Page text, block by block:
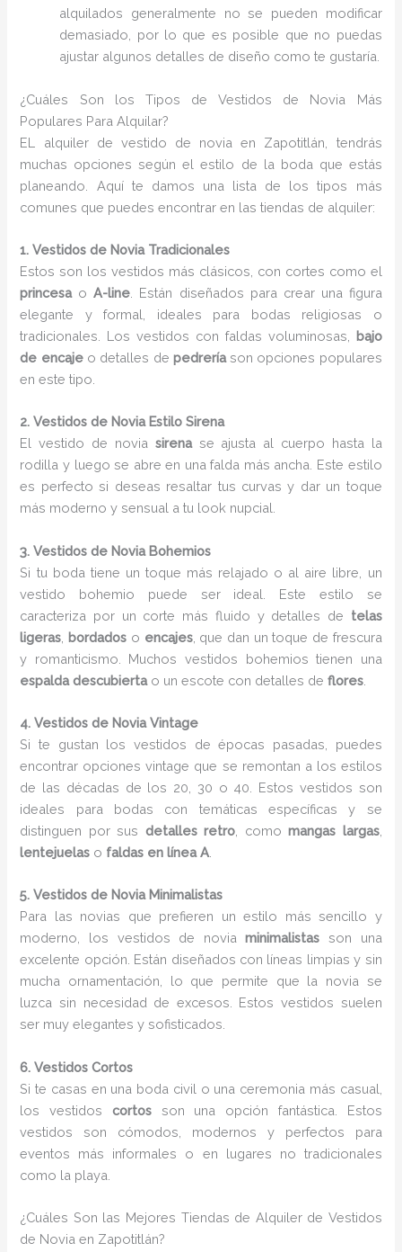
alquilados generalmente no se pueden modificar
demasiado, por lo que es posible que no puedas
ajustar algunos detalles de diseño como te gustaría.
¿Cuáles Son los Tipos de Vestidos de Novia Más
Populares Para Alquilar?
EL alquiler de vestido de novia en Zapotitlán, tendrás
muchas opciones según el estilo de la boda que estás
planeando. Aquí te damos una lista de los tipos más
comunes que puedes encontrar en las tiendas de alquiler:
1. Vestidos de Novia Tradicionales
Estos son los vestidos más clásicos, con cortes como el
princesaoA-line . Están diseñados para crear una figura
elegante y formal, ideales para bodas religiosas o
tradicionales. Los vestidos con faldas voluminosas, bajo
de encajeo detalles de pedreríason opciones populares
en este tipo.
2. Vestidos de Novia Estilo Sirena
El vestido de novia sirenase ajusta al cuerpo hasta la
rodilla y luego se abre en una falda más ancha. Este estilo
es perfecto si deseas resaltar tus curvas y dar un toque
más moderno y sensual a tu look nupcial.
3. Vestidos de Novia Bohemios
Si tu boda tiene un toque más relajado o al aire libre, un
vestido bohemio puede ser ideal. Este estilo se
caracteriza por un corte más fluido y detalles de telas
ligeras bordados o encajes, que dan un toque de frescura
y romanticismo. Muchos vestidos bohemios tienen una
espalda descubiertao un escote con detalles deflores
4. Vestidos de Novia Vintage
Si te gustan los vestidos de épocas pasadas, puedes
encontrar opciones vintage que se remontan a los estilos
de las décadas de los 20, 30 o 40. Estos vestidos son
ideales para bodas con temáticas específicas y se
distinguen por sus detalles retro , comomangas largas,
lentejuelas o faldas en línea A
5. Vestidos de Novia Minimalistas
Para las novias que prefieren un estilo más sencillo y
moderno, los vestidos de noviaminimalistas son una
excelente opción. Están diseñados con líneas limpias y sin
mucha ornamentación, lo que permite que la novia se
luzca sin necesidad de excesos. Estos vestidos suelen
ser muy elegantes y sofisticados.
6. Vestidos Cortos
Si te casas en una boda civil o una ceremonia más casual,
los vestidos cortosson una opción fantástica. Estos
vestidos son cómodos, modernos y perfectos para
eventos más informales o en lugares no tradicionales
como la playa.
¿Cuáles Son las Mejores Tiendas de Alquiler de Vestidos
de Novia en Zapotitlán?